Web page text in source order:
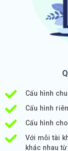
Cấu hình
Cấu hình
Cấu hình
Với mỗi tài
khác nhau